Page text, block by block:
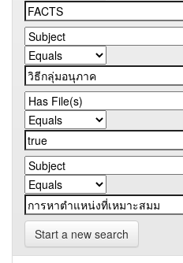
Start a new search